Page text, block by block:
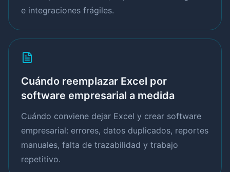
e integraciones frágiles.
Cuándo reemplazar Excel por
software empresarial a medida
Cuándo conviene dejar Excel y crear software
empresarial: errores, datos duplicados, reportes
manuales, falta de trazabilidad y trabajo
repetitivo.